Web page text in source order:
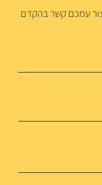
עמכם קשר בהקדם